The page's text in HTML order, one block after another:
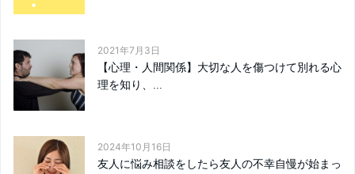
2021年7月3日
【心理・人間関係】大切な人を傷つけて別れる心
理を知り、...
2024年10月16日
友人に悩み相談をしたら友人の不幸自慢が始まっ